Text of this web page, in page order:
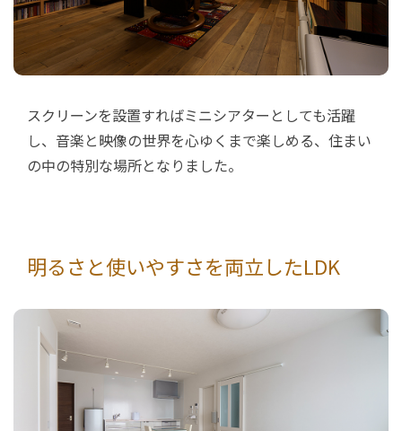
スクリーンを設置すればミニシアターとしても活躍
し、音楽と映像の世界を心ゆくまで楽しめる、住まい
の中の特別な場所となりました。
明るさと使いやすさを両立したLDK